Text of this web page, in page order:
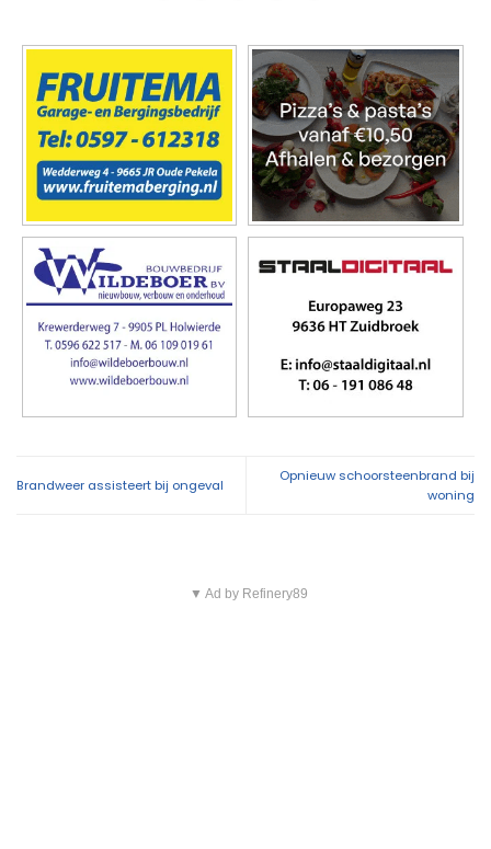
Brandweer assisteert bij ongeval
Opnieuw schoorsteenbrand bij
woning
▼ Ad by Refinery89